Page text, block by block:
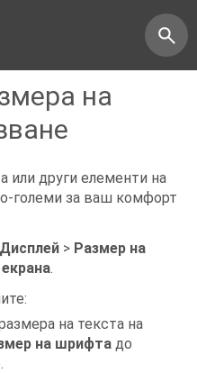
на
или други елементи на
големи за ваш комфорт
Дисплей > Размер на
.
на текста на
на шрифта до